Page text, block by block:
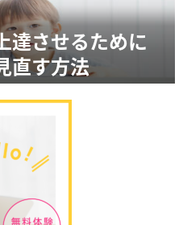
達させるために
直す方法